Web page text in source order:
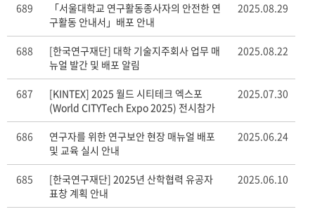
689
「서울대학교 연구활동종사자의 안전한 연
구활동 안내서」배포 안내
2025.08.29
688
[한국연구재단] 대학 기술지주회사 업무 매
뉴얼 발간 및 배포 알림
2025.08.22
687
[KINTEX] 2025 월드 시티테크 엑스포
(World CITYTech Expo 2025) 전시참가
및 컨퍼런스
2025.07.30
686
연구자를 위한 연구보안 현장 매뉴얼 배포
및 교육 실시 안내
2025.06.24
685
[한국연구재단] 2025년 산학협력 유공자
표창 계획 안내
2025.06.10